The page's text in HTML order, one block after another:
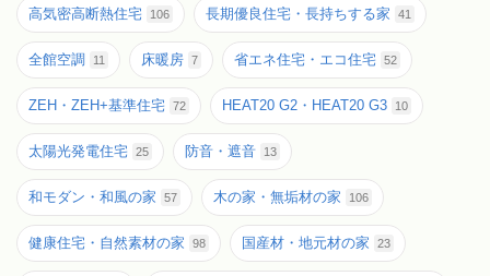
高気密高断熱住宅 106 長期優良住宅・長持ちする家 41
全館空調 11 床暖房 7 省エネ住宅・エコ住宅 52
ZEH・ZEH+基準住宅 72 HEAT20 G2・HEAT20 G3 10
太陽光発電住宅 25 防音・遮音 13
和モダン・和風の家 57 木の家・無垢材の家 106
健康住宅・自然素材の家 98 国産材・地元材の家 23